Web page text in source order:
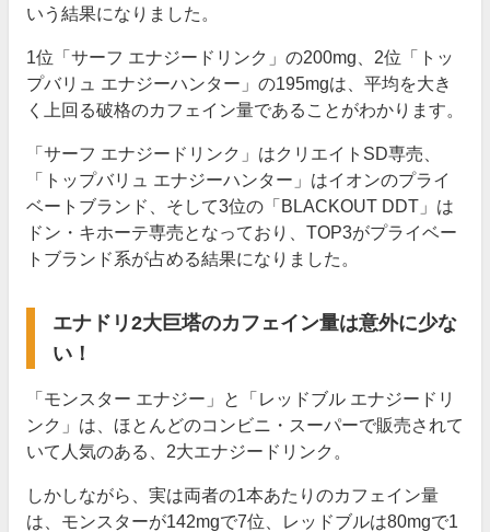
いう結果になりました。
1位「サーフ エナジードリンク」の200mg、2位「トッ
プバリュ エナジーハンター」の195mgは、平均を大き
く上回る破格のカフェイン量であることがわかります。
「サーフ エナジードリンク」はクリエイトSD専売、
「トップバリュ エナジーハンター」はイオンのプライ
ベートブランド、そして3位の「BLACKOUT DDT」は
ドン・キホーテ専売となっており、TOP3がプライベー
トブランド系が占める結果になりました。
エナドリ2大巨塔のカフェイン量は意外に少な
い！
「モンスター エナジー」と「レッドブル エナジードリ
ンク」は、ほとんどのコンビニ・スーパーで販売されて
いて人気のある、2大エナジードリンク。
しかしながら、実は両者の1本あたりのカフェイン量
は、モンスターが142mgで7位、レッドブルは80mgで1